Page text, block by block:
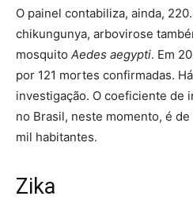
O painel contabiliza, ainda,
chikungunya, arbovirose
mosquito Aedes aegypti. Em
por 121 mortes confirmadas.
investigação. O coeficiente de
no Brasil, neste momento, é de
mil habitantes.
Zika